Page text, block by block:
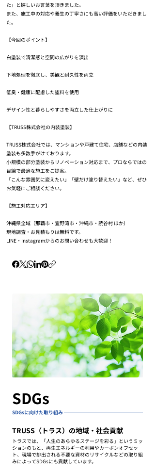
た」と嬉しいお言葉を頂きました。
また、施工中の対応や養生の丁寧さにも高い評価をいただきまし
た。
【今回のポイント】
白塗装で清潔感と空間の広がりを演出
下地処理を徹底し、美観と耐久性を両立
低臭・健康に配慮した塗料を使用
デザイン性と暮らしやすさを両立した仕上がりに
【TRUSS株式会社の内装塗装】
TRUSS株式会社では、マンションや戸建て住宅、店舗などの内装
塗装も多数手がけております。
小規模の部分塗装からリノベーション対応まで、プロならではの
目線で最適な施工をご提案。
「こんな雰囲気に変えたい」「壁だけ塗り替えたい」など、ぜひ
お気軽にご相談ください。
【施工対応エリア】
沖縄県全域（那覇市・宜野湾市・沖縄市・読谷村 ほか）
現地調査・お見積もりは無料です。
LINE・Instagramからのお問い合わせも大歓迎！
SDGs
SDGsに向けた取り組み
TRUSS（トラス）の地域・社会貢献
トラスでは、「人生のあらゆるステージを彩る」というミッ
ションのもと、再生エネルギーの利用やカーボンオフセッ
ト、現場で排出される不要な資材のリサイクルなどの取り組
みによってSDGsにも貢献しています。